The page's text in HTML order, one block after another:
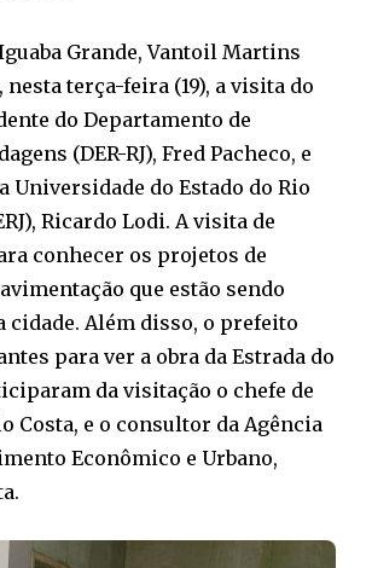
Grande, Vantoil Martins
nesta terça-feira (19), a visita do
do Departamento de
(DER-RJ), Fred Pacheco, e
Universidade do Estado do Rio
Ricardo Lodi. A visita de
conhecer os projetos de
que estão sendo
cidade. Além disso, o prefeito
para ver a obra da Estrada do
da visitação o chefe de
Costa, e o consultor da Agência
Econômico e Urbano,